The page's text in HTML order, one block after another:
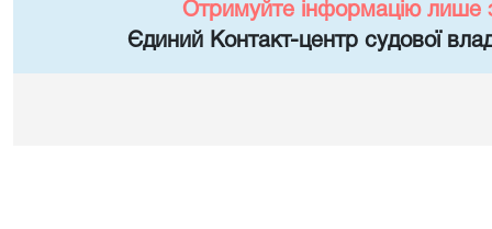
Отримуйте інформацію лише
Єдиний Контакт-центр судової